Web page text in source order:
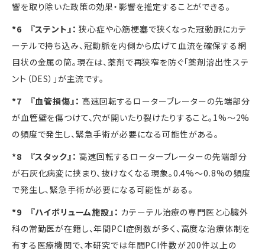
響を取り除いた政策の効果・影響を推定することができる。
*6 『ステント』：狭心症や心筋梗塞で狭くなった冠動脈にカテ
ーテルで持ち込み、冠動脈を内側から広げて血流を確保する網
目状の金属の筒。現在は、薬剤で再狭窄を防ぐ「薬剤溶出性ステ
ント（DES）」が主流です。
*7 『血管損傷』： 高速回転するローターブレーターの先端部分
が血管壁を傷つけて、穴が開いたり裂けたりすること。 1%〜2%
の頻度で発生し、緊急手術が必要になる可能性がある。
*8 『スタック』： 高速回転するローターブレーターの先端部分
が石灰化病変に挟まり、抜けなくなる現象。0.4%〜0.8%の頻度
で発生し、緊急手術が必要になる可能性がある。
*9 『ハイボリューム施設』： カテーテル治療の専門医と心臓外
科の常勤医が在籍し、年間PCI症例数が多く、高度な治療体制を
有する医療機関で、本研究では年間PCI件数が200件以上の